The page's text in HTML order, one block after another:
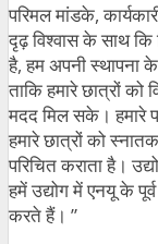
परिमल मांडके,
दृढ़ विश्वास के साथ
है, हम अपनी स्थापना
ताकि हमारे छात्रों
मदद मिल सके। हमारे
हमारे छात्रों को
परिचित कराता है।
हमें उद्योग में एनयू के
करते हैं। ”